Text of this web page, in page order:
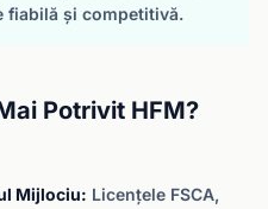
fiabilă și competitivă.
Potrivit HFM?
Mijlociu: Licențele FSCA,